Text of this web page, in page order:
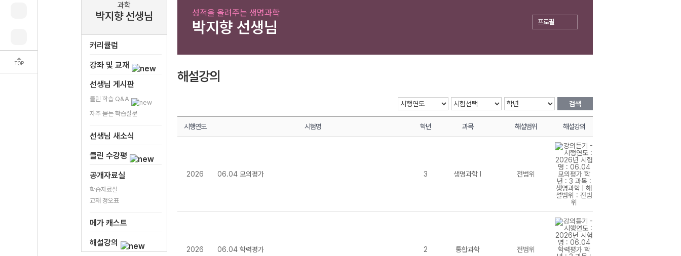
TOP
과학
박지향 선생님
커리큘럼
강좌 및 교재
선생님 게시판
클린 학습 Q&A
자주 묻는 학습질문
선생님 새소식
클린 수강평
공개자료실
학습자료실
교재 정오표
메가 캐스트
해설강의
성적을 올려주는 생명과학
박지향 선생님 프로필
해설강의
검색
시행연도 시험명 학년 과목 해설범위 해설강의
2026 06.04 모의평가 3 생명과학 I 전범위
2026 06.04 학력평가 2 통합과학 전범위